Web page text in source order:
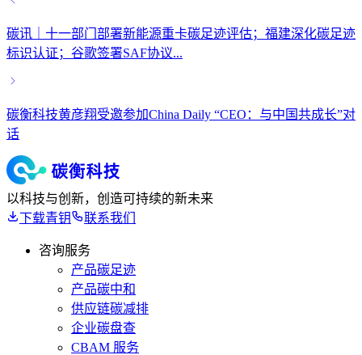
碳讯｜十一部门部署新能源重卡碳足迹评估；福建深化碳足迹
标识认证；谷歌签署SAF协议...
碳衡科技黄彦翔受邀参加China Daily “CEO：与中国共成长”对
话
以科技与创新，创造可持续的新未来
下载青钥
联系我们
咨询服务
产品碳足迹
产品碳中和
供应链碳减排
企业碳盘查
CBAM 服务